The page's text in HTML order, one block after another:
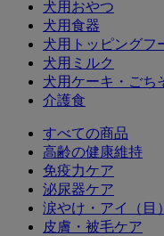
犬用おやつ
犬用食器
犬用トッピングフ
犬用ミルク
犬用ケーキ・ごち
介護食
すべての商品
高齢の健康維持
免疫力ケア
泌尿器ケア
涙やけ・アイ（目
皮膚・被毛ケア